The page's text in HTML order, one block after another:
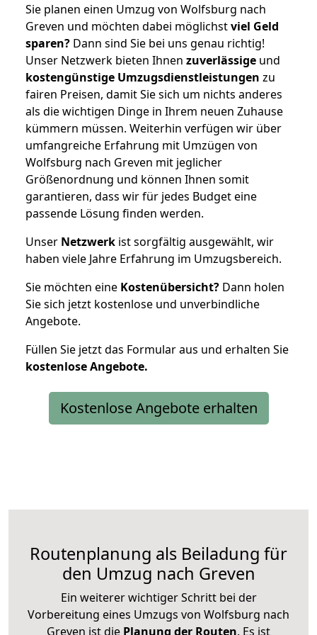
Sie planen einen Umzug von Wolfsburg nach
Greven und möchten dabei möglichstviel Geld
sparen? Dann sind Sie bei uns genau richtig!
Unser Netzwerk bieten Ihnen zuverlässige und
kostengünstige Umzugsdienstleistungen zu
fairen Preisen, damit Sie sich um nichts anderes
als die wichtigen Dinge in Ihrem neuen Zuhause
kümmern müssen. Weiterhin verfügen wir über
umfangreiche Erfahrung mit Umzügen von
Wolfsburg nach Greven mit jeglicher
Größenordnung und können Ihnen somit
garantieren, dass wir für jedes Budget eine
passende Lösung finden werden.
Unser Netzwerk ist sorgfältig ausgewählt, wir
haben viele Jahre Erfahrung im Umzugsbereich.
Sie möchten eine Kostenübersicht? Dann holen
Sie sich jetzt kostenlose und unverbindliche
Angebote.
Füllen Sie jetzt das Formular aus und erhalten Sie
kostenloseAngebote.
Kostenlose Angebote erhalten
Routenplanung als Beiladung für
den Umzug nach Greven
Ein weiterer wichtiger Schritt bei der
Vorbereitung eines Umzugs von Wolfsburg nach
Greven ist die Planung der Routen. Es ist